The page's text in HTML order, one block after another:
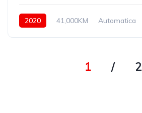
2020 41,000KM Automatica
1 / 2